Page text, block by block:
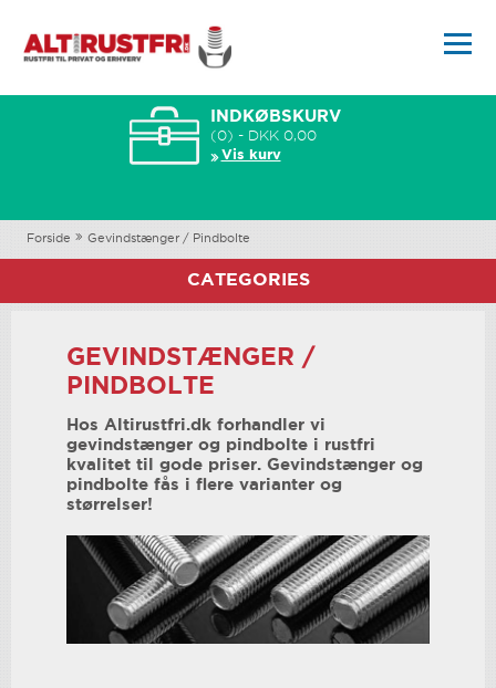
INDKØBSKURV
(0) - DKK 0,00
Vis kurv
Forside Gevindstænger / Pindbolte
CATEGORIES
GEVINDSTÆNGER /
PINDBOLTE
Hos Altirustfri.dk forhandler vi
gevindstænger og pindbolte i rustfri
kvalitet til gode priser. Gevindstænger og
pindbolte fås i flere varianter og
størrelser!